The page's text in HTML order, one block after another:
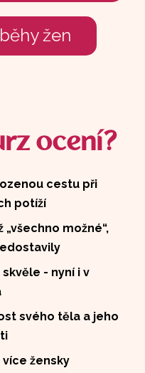
žen
ocení?
cestu při
potíží
„všechno možné“,
- nyní i v
svého těla a jeho
žensky